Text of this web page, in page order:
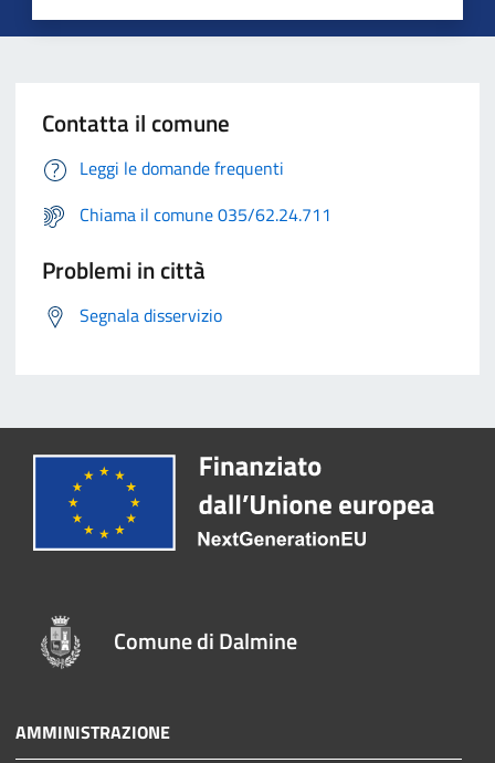
Contatta il comune
Leggi le domande frequenti
Chiama il comune 035/62.24.711
Problemi in città
Segnala disservizio
Comune di Dalmine
AMMINISTRAZIONE